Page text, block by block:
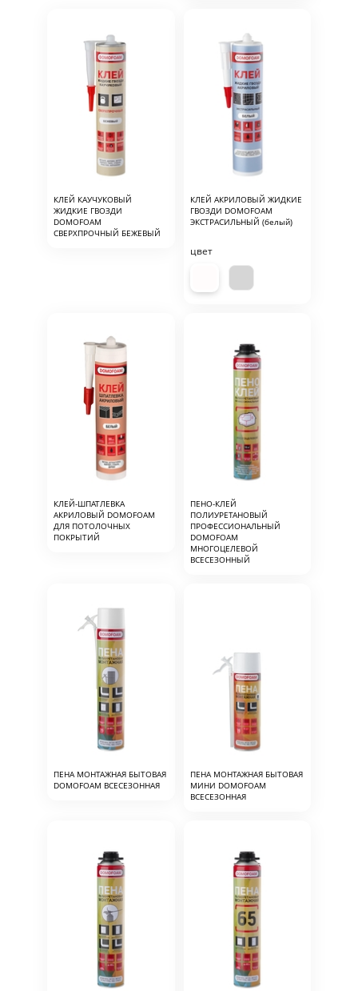
КЛЕЙ КАУЧУКОВЫЙ
ЖИДКИЕ ГВОЗДИ
DOMOFOAM
СВЕРХПРОЧНЫЙ БЕЖЕВЫЙ
КЛЕЙ АКРИЛОВЫЙ ЖИДКИЕ
ГВОЗДИ DOMOFOAM
ЭКСТРАСИЛЬНЫЙ (белый)
цвет
КЛЕЙ-ШПАТЛЕВКА
АКРИЛОВЫЙ DOMOFOAM
ДЛЯ ПОТОЛОЧНЫХ
ПОКРЫТИЙ
ПЕНО-КЛЕЙ
ПОЛИУРЕТАНОВЫЙ
ПРОФЕССИОНАЛЬНЫЙ
DOMOFOAM
МНОГОЦЕЛЕВОЙ
ВСЕСЕЗОННЫЙ
ПЕНА МОНТАЖНАЯ БЫТОВАЯ
DOMOFOAM ВСЕСЕЗОННАЯ
ПЕНА МОНТАЖНАЯ БЫТОВАЯ
МИНИ DOMOFOAM
ВСЕСЕЗОННАЯ